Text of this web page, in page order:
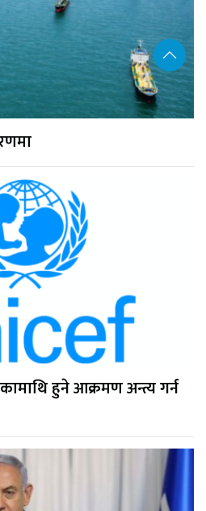
हुने आक्रमण अन्त्य गर्न